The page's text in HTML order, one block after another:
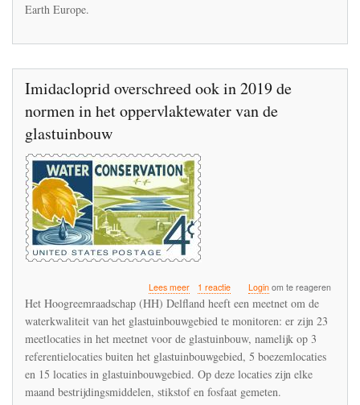
Earth Europe.
Imidacloprid overschreed ook in 2019 de
normen in het oppervlaktewater van de
glastuinbouw
Lees meerover
Imidacloprid
ook
in
2019
de
normen
in
1 reactie Loginom te reageren
Het Hoogreemraadschap (HH) Delfland heeft een meetnet om de
waterkwaliteit van het glastuinbouwgebied te monitoren: er zijn 23
meetlocaties in het meetnet voor de glastuinbouw, namelijk op 3
referentielocaties buiten het glastuinbouwgebied, 5 boezemlocaties
en 15 locaties in glastuinbouwgebied. Op deze locaties zijn elke
maand bestrijdingsmiddelen, stikstof en fosfaat gemeten.